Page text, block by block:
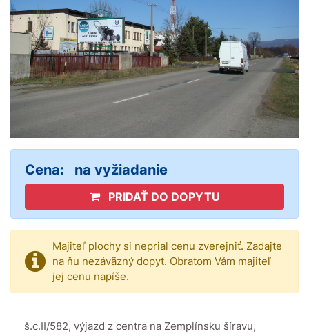
Cena: na vyžiadanie
PRIDAŤ DO DOPYTU
Majiteľ plochy si neprial cenu zverejniť. Zadajte
na ňu nezáväzný dopyt. Obratom Vám majiteľ
jej cenu napíše.
š.c.II/582, výjazd z centra na Zemplínsku šíravu,